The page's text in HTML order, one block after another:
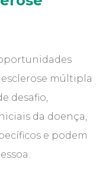
múltipla
desafio,
da doença,
e podem